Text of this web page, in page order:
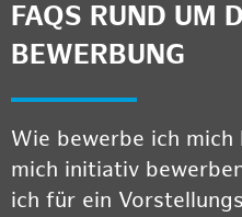
FAQS RUND UM
BEWERBUNG
Wie bewerbe ich mich
mich initiativ
ich für ein